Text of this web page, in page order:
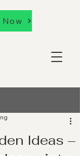
Ideas –